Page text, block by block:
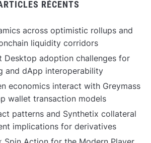
RÉCENTS
across optimistic rollups and
liquidity corridors
Desktop adoption challenges for
and dApp interoperability
economics interact with Greymass
wallet transaction models
patterns and Synthetix collateral
implications for derivatives